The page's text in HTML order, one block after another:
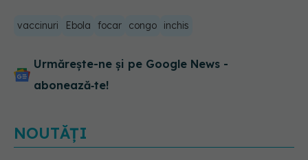
vaccinuri Ebola focar congo inchis
Urmărește-ne și pe Google News -
abonează‑te!
NOUTĂȚI